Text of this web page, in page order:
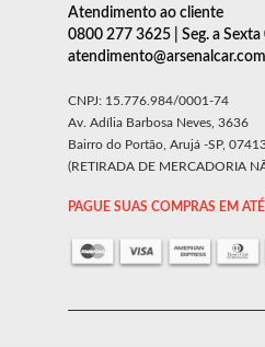
Atendimento ao cliente
0800 277 3625 | Seg. a Sexta
CNPJ: 15.776.984/0001-74
Av. Adília Barbosa Neves, 3636
Bairro do Portão, Arujá -SP,
(RETIRADA DE MERCADORIA
PAGUE SUAS COMPRAS EM